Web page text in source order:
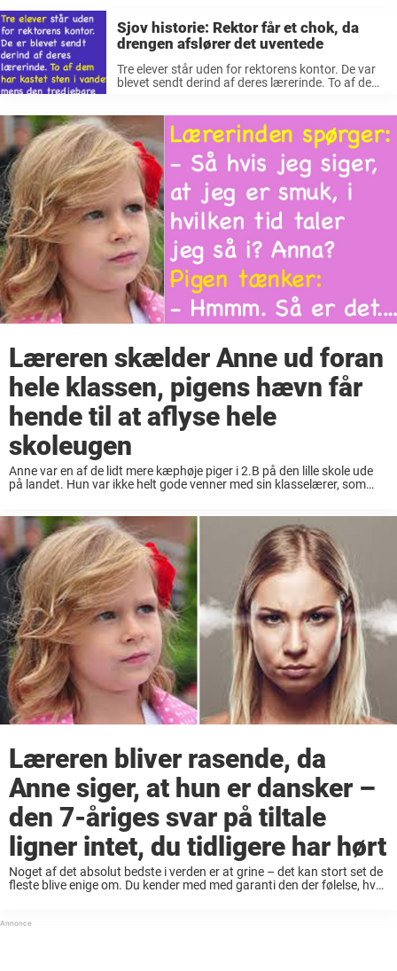
Sjov historie: Rektor får et chok, da
drengen afslører det uventede
Tre elever står uden for rektorens kontor. De var
blevet sendt derind af deres lærerinde. To af dem
elev: ...
Læreren skælder Anne ud foran
hele klassen, pigens hævn får
hende til at aflyse hele
skoleugen
Anne var en af de lidt mere kæphøje piger i 2.B på den lille skole ude
på landet. Hun var ikke helt gode venner med sin klasselærer, som
Læreren bliver rasende, da
Anne siger, at hun er dansker –
den 7-åriges svar på tiltale
ligner intet, du tidligere har hørt
Noget af det absolut bedste i verden er at grine – det kan stort set de
fleste blive enige om. Du kender med med garanti den der følelse, hvor